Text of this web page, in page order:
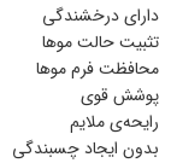
دارای درخشندگی
تثبيت حالت موها
محافظت فرم موها
پوشش قوی
رایحه‌ی ملایم
بدون ایجاد چسبندگی